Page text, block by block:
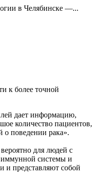
в Челябинске —...
к более точной
дает информацию,
количество пациентов,
о поведении рака».
для людей с
иммунной системы и
и представляют собой